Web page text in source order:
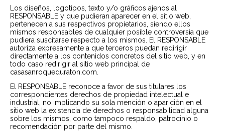
Los diseños, logotipos, texto y/o gráficos ajenos al
RESPONSABLE y que pudieran aparecer en el sitio web,
pertenecen a sus respectivos propietarios, siendo ellos
mismos responsables de cualquier posible controversia que
pudiera suscitarse respecto a los mismos. El RESPONSABLE
autoriza expresamente a que terceros puedan redirigir
directamente a los contenidos concretos del sitio web, y en
todo caso redirigir al sitio web principal de
casasanroqueduraton.com.
El RESPONSABLE reconoce a favor de sus titulares los
correspondientes derechos de propiedad intelectual e
industrial, no implicando su sola mención o aparición en el
sitio web la existencia de derechos o responsabilidad alguna
sobre los mismos, como tampoco respaldo, patrocinio o
recomendación por parte del mismo.